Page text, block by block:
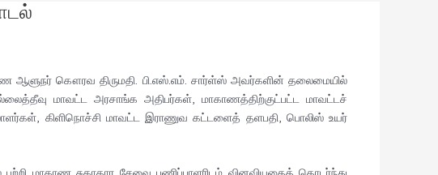
ஆளுநர் கௌரவ திருமதி. பி.எஸ்.எம். சார்ள்ஸ் அவர்களின் தலைமையில்
மாவட்ட அரசாங்க அதிபர்கள், மாகாணத்திற்குட்பட்ட மாவட்டச்
கிளிநொச்சி மாவட்ட இராணுவ கட்டளைத் தளபதி, பொலிஸ் உயர்